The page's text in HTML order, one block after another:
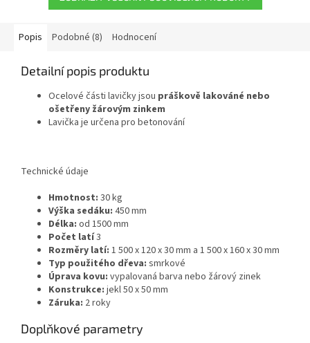
Popis Podobné (8) Hodnocení
Detailní popis produktu
Ocelové části lavičky jsou práškově lakováné nebo
ošetřeny žárovým zinkem
Lavička je určena pro betonování
Technické údaje
Hmotnost: 30 kg
Výška sedáku: 450 mm
Délka: od 1500 mm
Počet latí3
Rozměry latí: 1 500 x 120 x 30 mm a 1 500 x 160 x 30 mm
Typ použitého dřeva: smrkové
Úprava kovu: vypalovaná barva nebo žárový zinek
Konstrukce: jekl 50 x 50 mm
Záruka: 2 roky
Doplňkové parametry